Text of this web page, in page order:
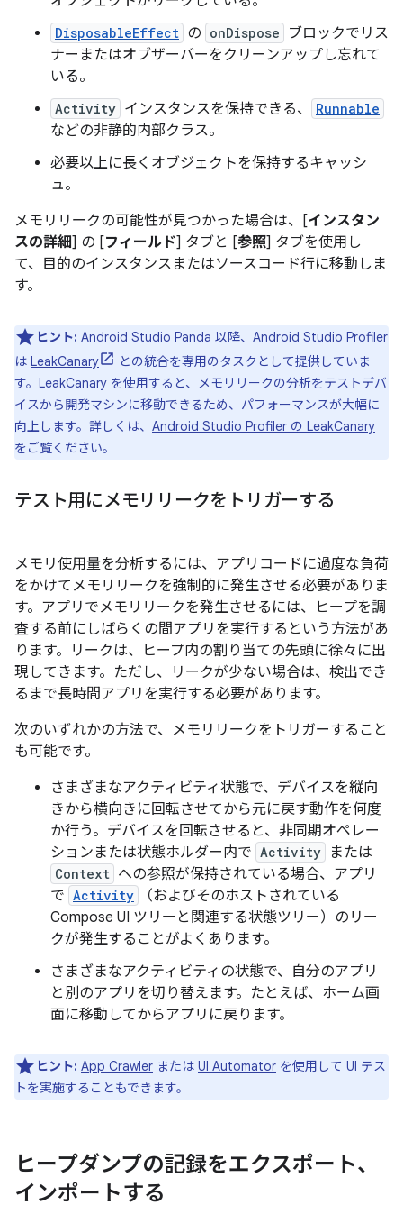
DisposableEffect の onDispose
ブロックでリス
ナーまたはオブザーバーをクリーンアップし忘れて
いる。
Activity インスタンスを保持できる、 Runnable
などの非静的内部クラス。
必要以上に長くオブジェクトを保持するキャッシ
ュ。
メモリリークの可能性が見つかった場合は、[インスタン
スの詳細] の [フィールド] タブと [参照] タブを使用し
て、目的のインスタンスまたはソースコード行に移動しま
す。
ヒント: Android Studio Panda 以降、Android Studio Profiler
は LeakCanary
との統合を専用のタスクとして提供していま
す。LeakCanary を使用すると、メモリリークの分析をテストデバ
イスから開発マシンに移動できるため、パフォーマンスが大幅に
向上します。詳しくは、 Android Studio Profiler の LeakCanary
をご覧ください。
テスト用にメモリリークをトリガーする
メモリ使用量を分析するには、アプリコードに過度な負荷
をかけてメモリリークを強制的に発生させる必要がありま
す。アプリでメモリリークを発生させるには、ヒープを調
査する前にしばらくの間アプリを実行するという方法があ
ります。リークは、ヒープ内の割り当ての先頭に徐々に出
現してきます。ただし、リークが少ない場合は、検出でき
るまで長時間アプリを実行する必要があります。
次のいずれかの方法で、メモリリークをトリガーすること
も可能です。
さまざまなアクティビティ状態で、デバイスを縦向
きから横向きに回転させてから元に戻す動作を何度
か行う。デバイスを回転させると、非同期オペレー
ションまたは状態ホルダー内で Activity または
Context への参照が保持されている場合、アプリ
で Activity
（およびそのホストされている
Compose UI ツリーと関連する状態ツリー）のリー
クが発生することがよくあります。
さまざまなアクティビティの状態で、自分のアプリ
と別のアプリを切り替えます。たとえば、ホーム画
面に移動してからアプリに戻ります。
ヒント: App Crawler または UI Automator を使用して UI テス
トを実施することもできます。
ヒープダンプの記録をエクスポート、
インポートする